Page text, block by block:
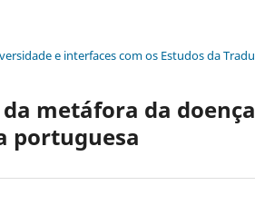
e interfaces com os Estudos da
metáfora da
portuguesa